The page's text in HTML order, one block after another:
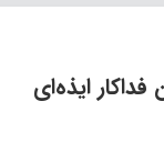
ایذه‌ای